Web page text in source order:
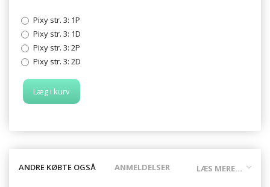
Pixy str. 3: 1P
Pixy str. 3: 1D
Pixy str. 3: 2P
Pixy str. 3: 2D
Læg i kurv
LÆS MERE...
ANDRE KØBTE OGSÅ ANMELDELSER